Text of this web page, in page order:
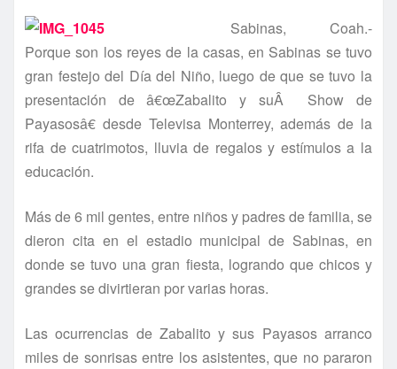
Sabinas, Coah.-
Porque son los reyes de la casas, en Sabinas se tuvo
gran festejo del Dí­a del Niño, luego de que se tuvo la
presentación de â€œZabalito y suÂ Show de
Payasosâ€ desde Televisa Monterrey, además de la
rifa de cuatrimotos, lluvia de regalos y estí­mulos a la
educación.
Más de 6 mil gentes, entre niños y padres de familia, se
dieron cita en el estadio municipal de Sabinas, en
donde se tuvo una gran fiesta, logrando que chicos y
grandes se divirtieran por varias horas.
Las ocurrencias de Zabalito y sus Payasos arranco
miles de sonrisas entre los asistentes, que no pararon